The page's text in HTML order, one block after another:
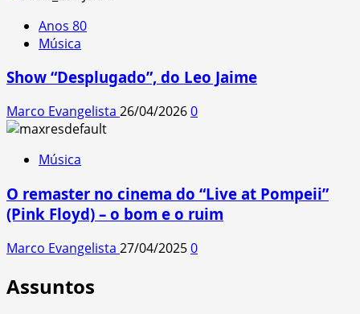
Anos 80
Música
Show “Desplugado”, do Leo Jaime
Marco Evangelista 26/04/20260
Música
O remaster no cinema do “Live at Pompeii”
(Pink Floyd) – o bom e o ruim
Marco Evangelista 27/04/20250
Assuntos